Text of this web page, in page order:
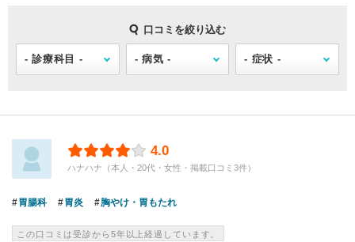
口コミを絞り込む
4.0
ハナハナ（本人・20代・女性・掲載口コミ3件）
胃腸科 胃炎 胸やけ・胃もたれ
この口コミは受診から5年以上経過しています。